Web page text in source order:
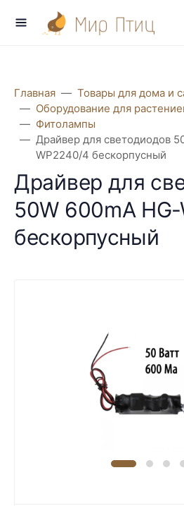
Главная
Товары для дома и
Оборудование для
Фитолампы
Драйвер для светодиодов
WP2240/4 бескорпусный
Драйвер для
50W 600mA
бескорпусный